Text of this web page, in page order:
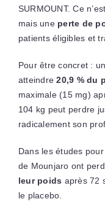
SURMOUNT. Ce
mais une perte de
patients éligibles et
Pour être concret :
atteindre20,9 % du
maximale (15 mg)
104 kg peut perdre
radicalement son
Dans les études
de Mounjaro ont
leur poids après 72
le placebo.